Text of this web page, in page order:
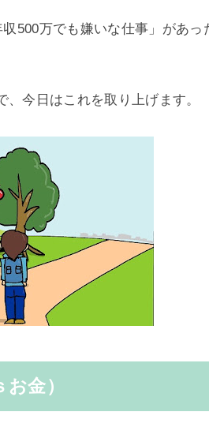
500万でも嫌いな仕事」があっ
今日はこれを取り上げます。
金）